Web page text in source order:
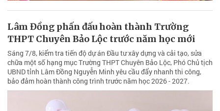
Lâm Đồng phấn đấu hoàn thành Trường
THPT Chuyên Bảo Lộc trước năm học mới
Sáng 7/8, kiểm tra tiến độ dự án Đầu tư xây dựng và cải tạo, sửa
chữa một số hạng mục Trường THPT Chuyên Bảo Lộc, Phó Chủ tịch
UBND tỉnh Lâm Đồng Nguyễn Minh yêu cầu đẩy nhanh thi công,
bảo đảm hoàn thành công trình trước năm học 2026 - 2027.